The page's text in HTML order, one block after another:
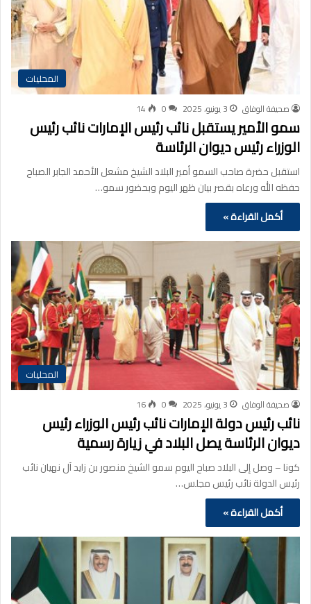
المحليات
صحيفة الوفاق 3 يونيو، 2025 0
14
سمو الأمير يستقبل نائب رئيس الإمارات نائب رئيس
الوزراء رئيس ديوان الرئاسة
استقبل حضرة صاحب السمو أمير البلاد الشيخ مشعل الأحمد الجابر الصباح
حفظه الله ورعاه بقصر بيان ظهر اليوم وبحضور سمو…
أكمل القراءة »
المحليات
صحيفة الوفاق 3 يونيو، 2025 0
16
نائب رئيس دولة الإمارات نائب رئيس الوزراء رئيس
ديوان الرئاسة يصل البلاد في زيارة رسمية
كونا – وصل إلى البلاد صباح اليوم سمو الشيخ منصور بن زايد آل نهيان نائب
رئيس الدولة نائب رئيس مجلس…
أكمل القراءة »